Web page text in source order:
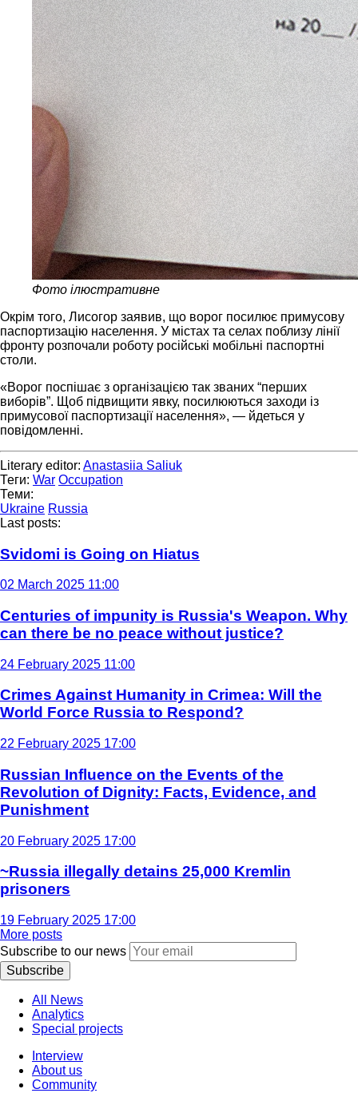
Фото ілюстративне
Окрім того, Лисогор заявив, що ворог посилює примусову
паспортизацію населення. У містах та селах поблизу лінії
фронту розпочали роботу російські мобільні паспортні
столи.
«Ворог поспішає з організацією так званих “перших
виборів”. Щоб підвищити явку, посилюються заходи із
примусової паспортизації населення», — йдеться у
повідомленні.
Literary editor: Anastasiia Saliuk
Теги: War Occupation
Теми:
Ukraine Russia
Last posts:
Svidomi is Going on Hiatus
02 March 2025 11:00
Centuries of impunity is Russia's Weapon. Why
can there be no peace without justice?
24 February 2025 11:00
Crimes Against Humanity in Crimea: Will the
World Force Russia to Respond?
22 February 2025 17:00
Russian Influence on the Events of the
Revolution of Dignity: Facts, Evidence, and
Punishment
20 February 2025 17:00
~Russia illegally detains 25,000 Kremlin
prisoners
19 February 2025 17:00
More posts
Subscribe to our news
Subscribe
All News
Analytics
Special projects
Interview
About us
Community